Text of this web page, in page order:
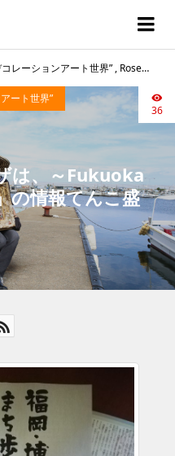
は、～Fukuoka
の情報てんこ盛
ート世界”
36
レーションアート世界” , Roseヨーコの開運デコレシピ